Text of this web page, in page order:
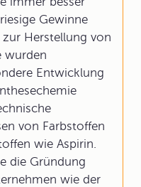
Gewinne
Herstellung von
wurden
Entwicklung
von Farbstoffen
wie Aspirin.
die Gründung
wie der